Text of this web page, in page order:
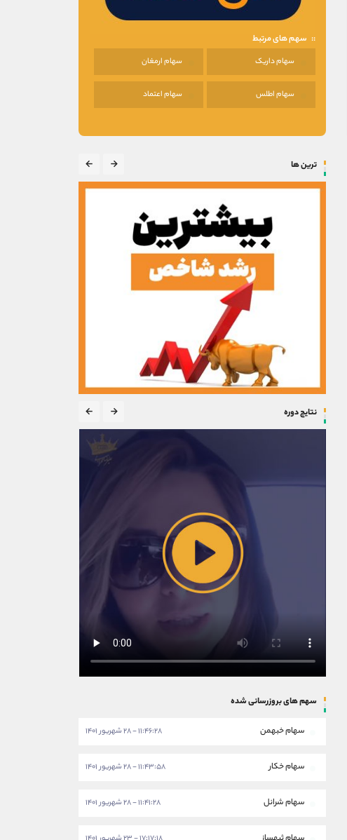
سهم های مرتبط
سهام داریک سهام ارمغان
سهام اطلس سهام اعتماد
ترین ها
نتایج دوره
سهم های بروزرسانی شده
سهام خبهمن ۱۱:۴۶:۲۸ - ۲۸ شهریور ۱۴۰۱
سهام خکار ۱۱:۴۳:۵۸ - ۲۸ شهریور ۱۴۰۱
سهام شرانل ۱۱:۴۱:۲۸ - ۲۸ شهریور ۱۴۰۱